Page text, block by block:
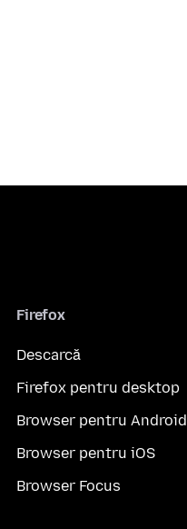
Firefox
Descarcă
Firefox pentru desktop
Browser pentru Android
Browser pentru iOS
Browser Focus